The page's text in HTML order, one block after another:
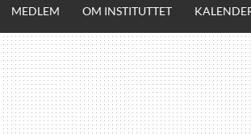
MEDLEM OM INSTITUTTET